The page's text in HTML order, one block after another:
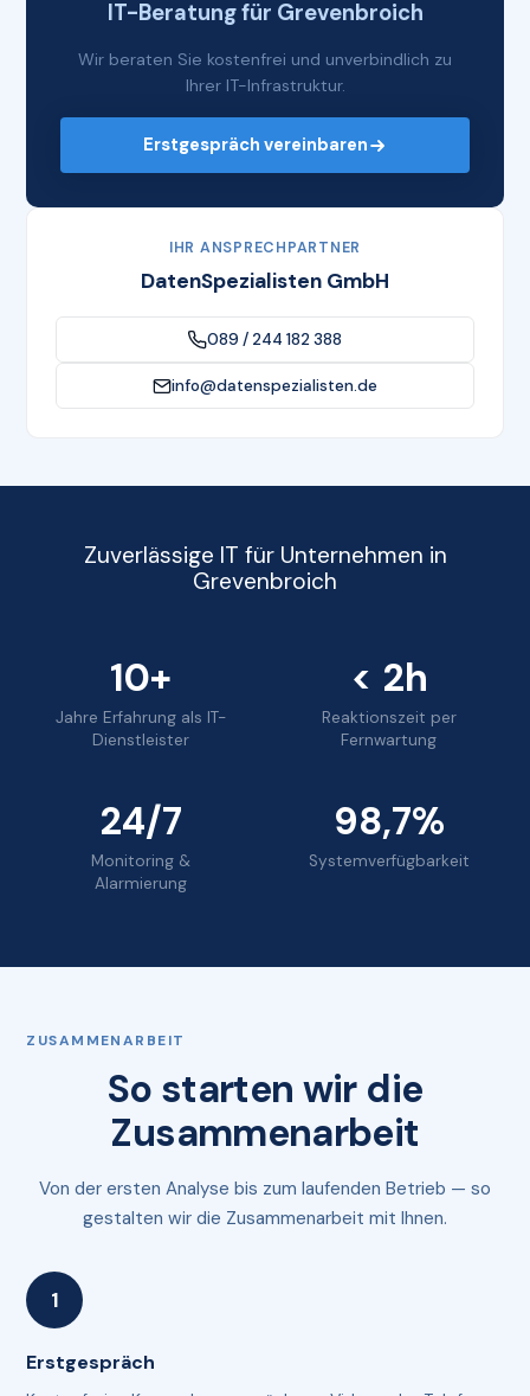
IT-Beratung für Grevenbroich
Wir beraten Sie kostenfrei und unverbindlich zu
Ihrer IT-Infrastruktur.
Erstgespräch vereinbaren
IHR ANSPRECHPARTNER
DatenSpezialisten GmbH
089 / 244 182 388
info@datenspezialisten.de
Zuverlässige IT für Unternehmen in
Grevenbroich
10+
Jahre Erfahrung als IT-
Dienstleister
< 2h
Reaktionszeit per
Fernwartung
24/7
Monitoring &
Alarmierung
98,7%
Systemverfügbarkeit
ZUSAMMENARBEIT
So starten wir die
Zusammenarbeit
Von der ersten Analyse bis zum laufenden Betrieb — so
gestalten wir die Zusammenarbeit mit Ihnen.
Erstgespräch